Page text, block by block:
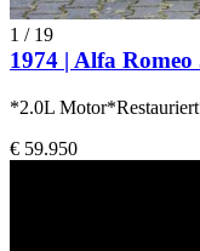
1 / 19
1974 | Alfa
*2.0L
€ 59.950